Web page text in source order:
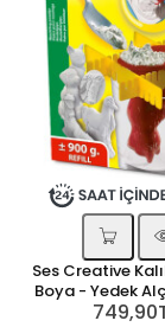
Ses Creative
Boya - Yedek